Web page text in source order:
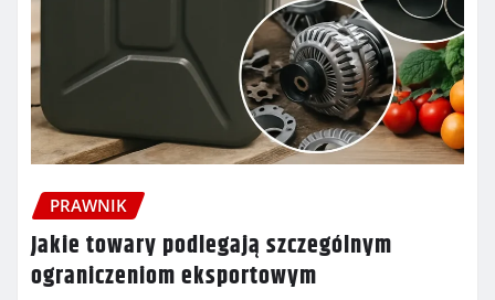
PRAWNIK
Jakie towary podlegają szczególnym
ograniczeniom eksportowym